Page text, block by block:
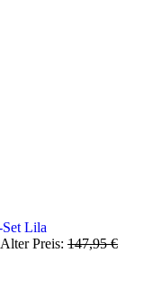
Alter Preis: 147,95€